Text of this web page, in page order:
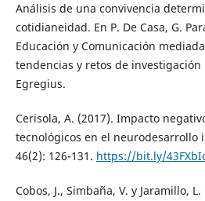
Análisis de una convivencia
cotidianeidad. En P. De Casa, G.
Educación y Comunicación
tendencias y retos de investigación
Egregius.
Cerisola, A. (2017). Impacto
tecnológicos en el neurodesarrollo
46(2): 126-131. https://bit.ly/
Cobos, J., Simbaña, V. y Jaramillo,